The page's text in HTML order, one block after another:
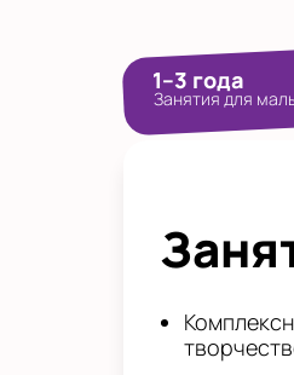
1–3 года
Занятия для